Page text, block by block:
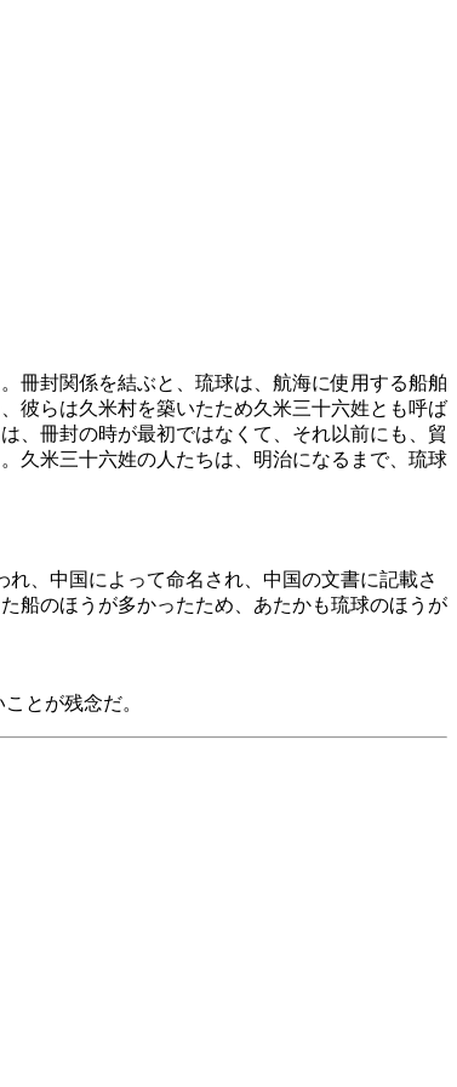
冊封関係を結ぶと、琉球は、航海に使用する船舶
彼らは久米村を築いたため久米三十六姓とも呼ば
、冊封の時が最初ではなくて、それ以前にも、貿
久米三十六姓の人たちは、明治になるまで、琉球
、中国によって命名され、中国の文書に記載さ
船のほうが多かったため、あたかも琉球のほうが
とが残念だ。